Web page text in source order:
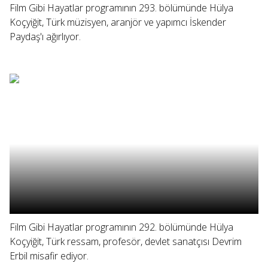
Film Gibi Hayatlar programının 293. bölümünde Hülya
Koçyiğit, Türk müzisyen, aranjör ve yapımcı İskender
Paydaş'ı ağırlıyor.
Film Gibi Hayatlar programının 292. bölümünde Hülya
Koçyiğit, Türk ressam, profesör, devlet sanatçısı Devrim
Erbil misafir ediyor.